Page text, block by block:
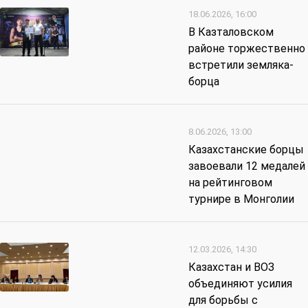
18.06.2026, 16:00
В Казталовском
районе торжественно
встретили земляка-
борца
8.06.2026, 13:00
Казахстанские борцы
завоевали 12 медалей
на рейтинговом
турнире в Монголии
12.03.2026, 14:30
Казахстан и ВОЗ
объединяют усилия
для борьбы с